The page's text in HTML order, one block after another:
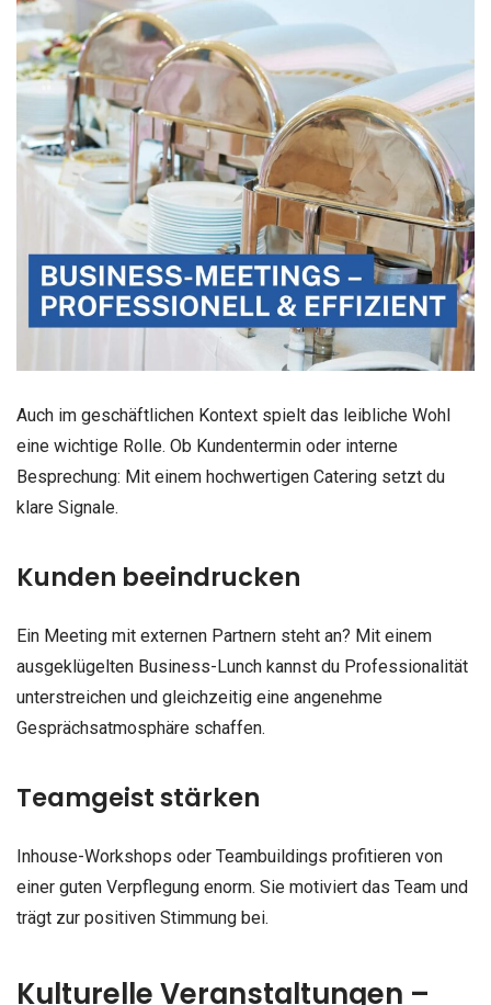
Auch im geschäftlichen Kontext spielt das leibliche Wohl
eine wichtige Rolle. Ob Kundentermin oder interne
Besprechung: Mit einem hochwertigen Catering setzt du
klare Signale.
Kunden beeindrucken
Ein Meeting mit externen Partnern steht an? Mit einem
ausgeklügelten Business-Lunch kannst du Professionalität
unterstreichen und gleichzeitig eine angenehme
Gesprächsatmosphäre schaffen.
Teamgeist stärken
Inhouse-Workshops oder Teambuildings profitieren von
einer guten Verpflegung enorm. Sie motiviert das Team und
trägt zur positiven Stimmung bei.
Kulturelle Veranstaltungen –